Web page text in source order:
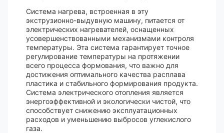
Система нагрева, встроенная в эту
экструзионно-выдувную машину, питается от
электрических нагревателей, оснащенных
усовершенствованными механизмами контроля
температуры. Эта система гарантирует точное
регулирование температуры на протяжении
всего процесса формования, что важно для
достижения оптимального качества расплава
пластика и стабильного формирования продукта.
Система электрического отопления является
энергоэффективной и экологически чистой, что
способствует снижению эксплуатационных
расходов и уменьшению выбросов углекислого
газа.